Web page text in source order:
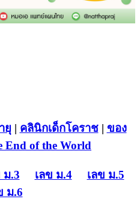
ยุ | คลินิกเด็กโคราช| ของ
End of the World
ม.3 เลข ม.4
เลข ม.5
ม.6